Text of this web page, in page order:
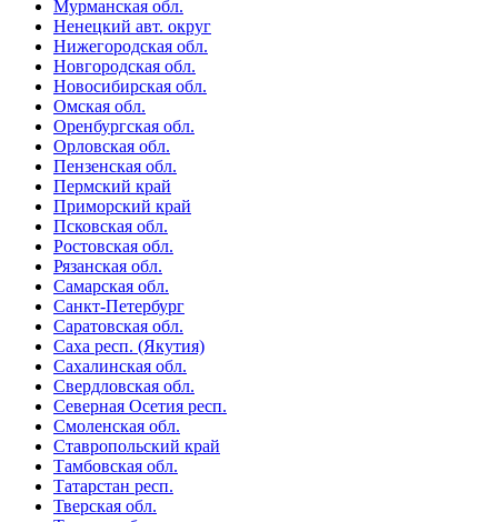
Мурманская обл.
Ненецкий авт. округ
Нижегородская обл.
Новгородская обл.
Новосибирская обл.
Омская обл.
Оренбургская обл.
Орловская обл.
Пензенская обл.
Пермский край
Приморский край
Псковская обл.
Ростовская обл.
Рязанская обл.
Самарская обл.
Санкт-Петербург
Саратовская обл.
Саха респ. (Якутия)
Сахалинская обл.
Свердловская обл.
Северная Осетия респ.
Смоленская обл.
Ставропольский край
Тамбовская обл.
Татарстан респ.
Тверская обл.